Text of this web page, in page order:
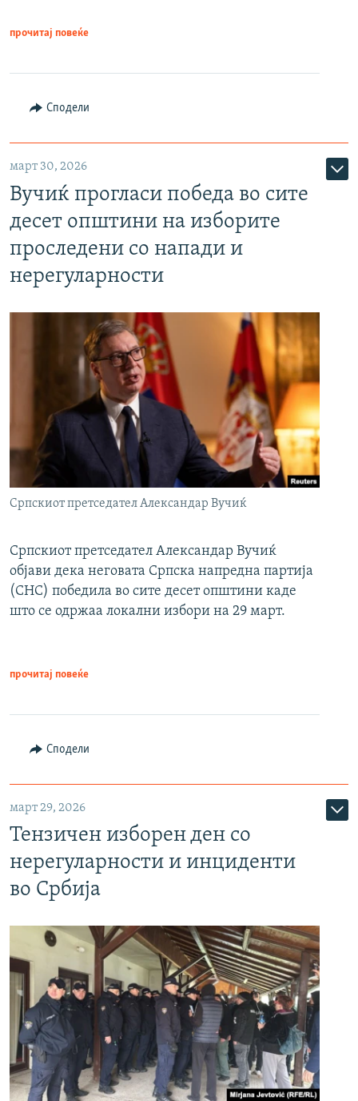
прочитај повеќе
Сподели
март 30, 2026
Вучиќ прогласи победа во сите
десет општини на изборите
проследени со напади и
нерегуларности
Српскиот претседател Александар Вучиќ
Српскиот претседател Александар Вучиќ
објави дека неговата Српска напредна партија
(СНС) победила во сите десет општини каде
што се одржаа локални избори на 29 март.
прочитај повеќе
Сподели
март 29, 2026
Тензичен изборен ден со
нерегуларности и инциденти
во Србија